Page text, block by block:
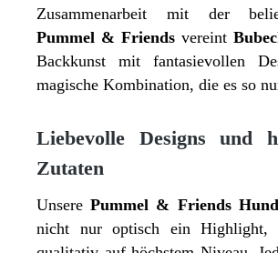
Zusammenarbeit mit der
Pummel & Friends vereint
Backkunst mit fantasievollen
magische Kombination, die es so
Liebevolle Designs und
Zutaten
UnserePummel & Friends
nicht nur optisch ein Highlight,